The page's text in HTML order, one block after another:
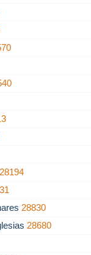
28194
28830
28680